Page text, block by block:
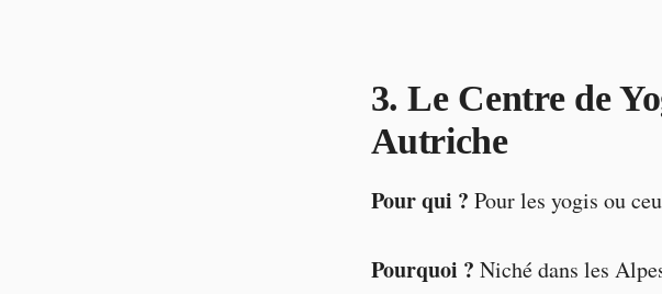
3. Le Centre de
Autriche
Pour qui ? Pour les yogis ou
Pourquoi ? Niché dans les